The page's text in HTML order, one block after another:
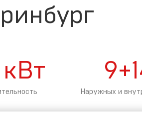
Mitsubishi
Heavy
Industries
VRF-системы
R32 Mitsubishi
Heavy
кВт
Наружных и